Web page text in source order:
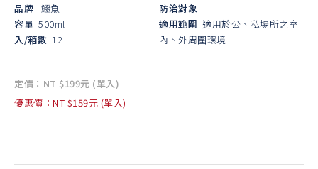
品牌 鱷魚
容量 500ml
入/箱數 12
防治對象
適用範圍 適用於公、私場所之室
內、外周圍環境
定價：NT $199元 (單入)
優惠價：NT $159元 (單入)